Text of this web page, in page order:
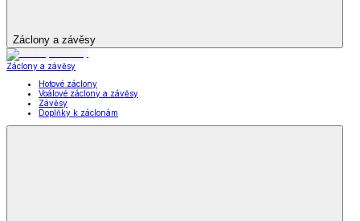
Záclony a závěsy
Záclony a závěsy
Hotové záclony
Voálové záclony a závěsy
Závěsy
Doplňky k záclonám